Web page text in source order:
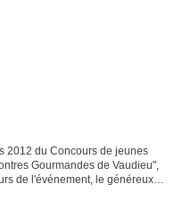
2012 du Concours de jeunes
Gourmandes de Vaudieu",
de l'événement, le généreux